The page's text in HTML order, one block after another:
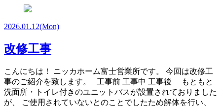
2026.01.12(Mon)
改修工事
こんにちは！ ニッカホーム富士営業所です。 今回は改修工
事のご紹介を致します。 工事前 工事中 工事後 もともと
洗面所・トイレ付きのユニットバスが設置されておりました
が、 ご使用されていないとのことでしたため解体を行い、